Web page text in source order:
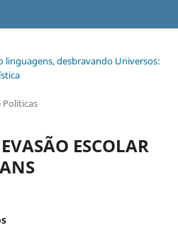
linguagens, desbravando Universos:
Políticas
ESCOLAR